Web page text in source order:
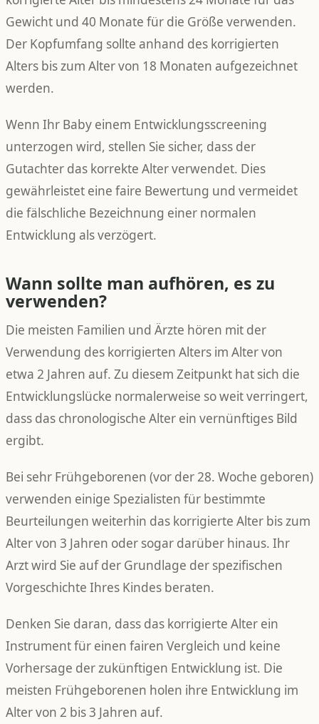
Gewicht und 40 Monate für die Größe verwenden.
Der Kopfumfang sollte anhand des korrigierten
Alters bis zum Alter von 18 Monaten aufgezeichnet
werden.
Wenn Ihr Baby einem Entwicklungsscreening
unterzogen wird, stellen Sie sicher, dass der
Gutachter das korrekte Alter verwendet. Dies
gewährleistet eine faire Bewertung und vermeidet
die fälschliche Bezeichnung einer normalen
Entwicklung als verzögert.
Wann sollte man aufhören, es zu
verwenden?
Die meisten Familien und Ärzte hören mit der
Verwendung des korrigierten Alters im Alter von
etwa 2 Jahren auf. Zu diesem Zeitpunkt hat sich die
Entwicklungslücke normalerweise so weit verringert,
dass das chronologische Alter ein vernünftiges Bild
ergibt.
Bei sehr Frühgeborenen (vor der 28. Woche geboren)
verwenden einige Spezialisten für bestimmte
Beurteilungen weiterhin das korrigierte Alter bis zum
Alter von 3 Jahren oder sogar darüber hinaus. Ihr
Arzt wird Sie auf der Grundlage der spezifischen
Vorgeschichte Ihres Kindes beraten.
Denken Sie daran, dass das korrigierte Alter ein
Instrument für einen fairen Vergleich und keine
Vorhersage der zukünftigen Entwicklung ist. Die
meisten Frühgeborenen holen ihre Entwicklung im
Alter von 2 bis 3 Jahren auf.